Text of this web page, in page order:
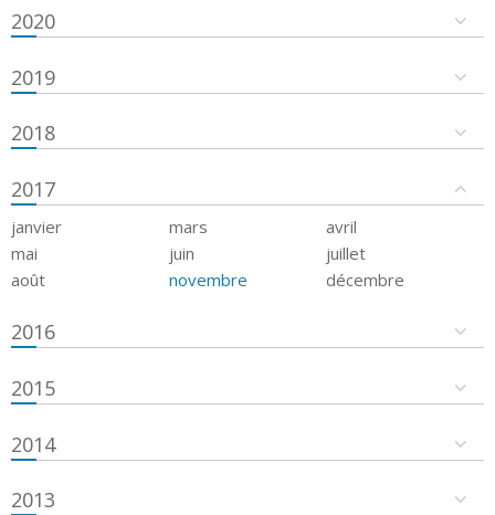
2020
2019
2018
2017
janvier mars
avril
mai
juin
juillet
août
novembre décembre
2016
2015
2014
2013